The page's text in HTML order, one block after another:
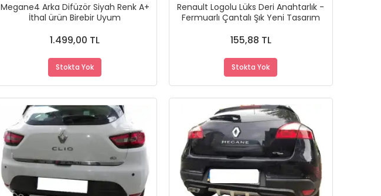
Megane4 Arka Difüzör Siyah Renk A+
İthal ürün Birebir Uyum
1.499,00 TL
Stokta Yok
Renault Logolu Lüks Deri Anahtarlık -
Fermuarlı Çantalı Şık Yeni Tasarım
155,88 TL
Stokta Yok
Stokta Yok Stokta Yok